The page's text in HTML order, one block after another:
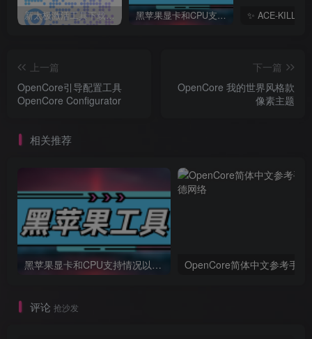
新太极激活工具下载/教程/充值/开户(QQ交流群号749113977) 黑苹果显卡和CPU支持情况以及购买硬件防踩坑指南
上一篇
OpenCore引导配置工具
OpenCore Configurator
下一篇
OpenCore 我的世界风格款
像素主题
相关推荐
黑苹果显卡和CPU支持情况以及购买硬件防踩坑指南 OpenCore简体中文参考手册
评论 抢沙发